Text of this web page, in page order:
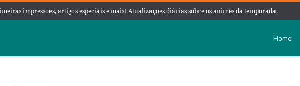
impressões, artigos especiais e mais! Atualizações diárias sobre os animes da temporada.
Home